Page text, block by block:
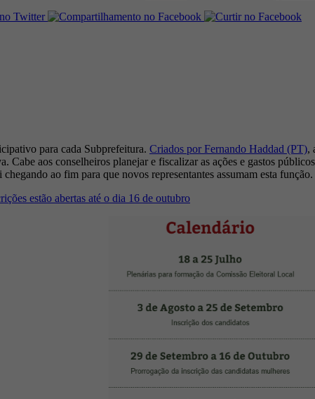
para cada Subprefeitura. Criados por Fernando Haddad (PT),
Cabe aos conselheiros planejar e fiscalizar as ações e gastos
ao fim para que novos representantes assumam esta função.
estão abertas até o dia 16 de outubro